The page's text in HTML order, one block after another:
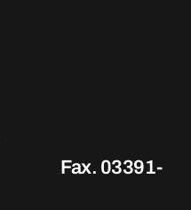
Fax. 03391-